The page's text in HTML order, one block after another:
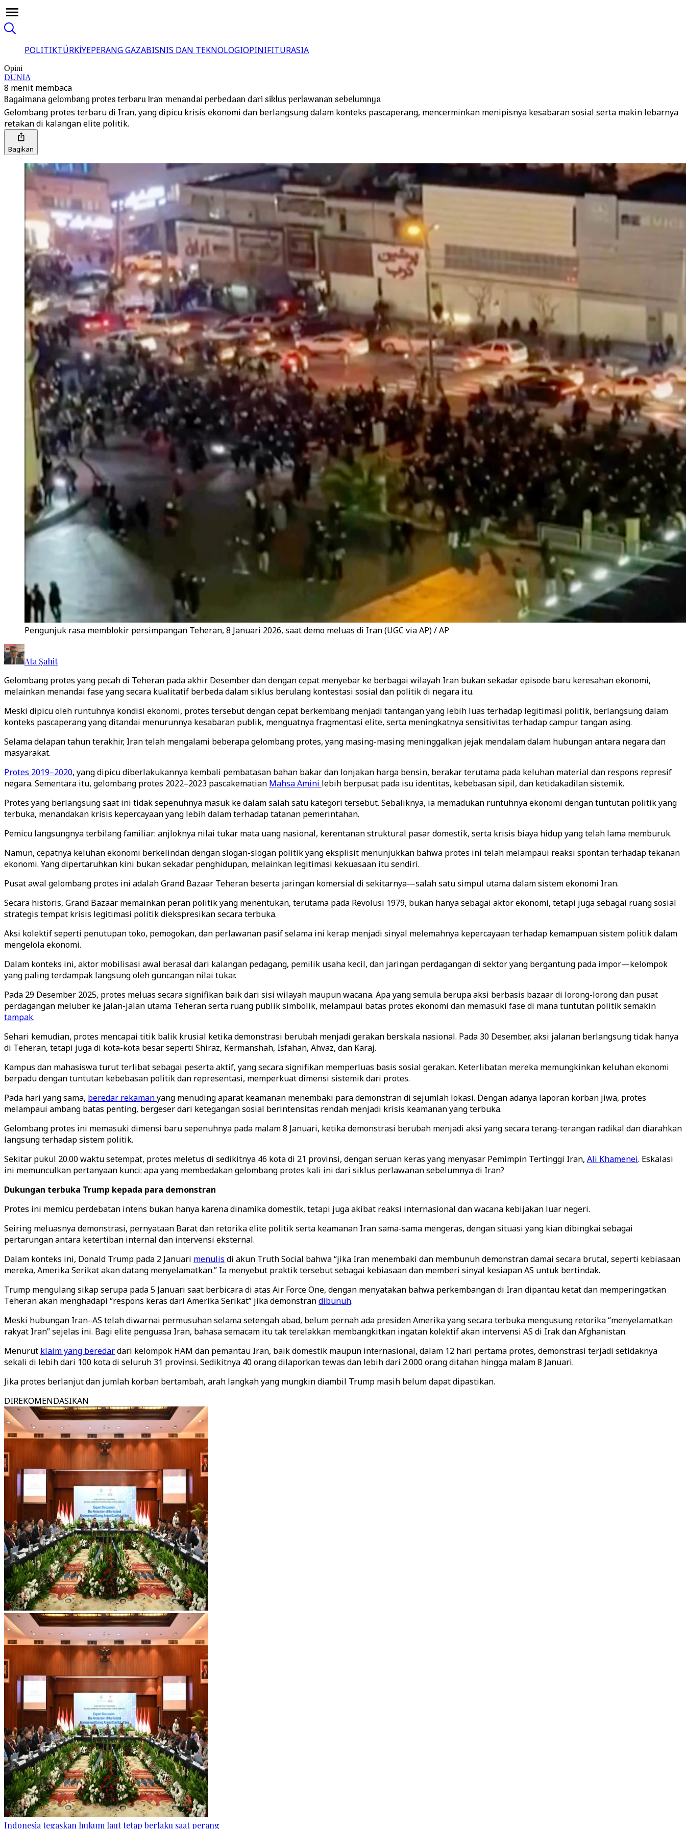
POLITIKTÜRKİYEPERANG GAZABISNIS DAN TEKNOLOGIOPINIFITURASIA
Opini
DUNIA
8 menit membaca
Bagaimana gelombang protes terbaru Iran menandai perbedaan dari siklus perlawanan sebelumnya
Gelombang protes terbaru di Iran, yang dipicu krisis ekonomi dan berlangsung dalam konteks pascaperang, mencerminkan menipisnya kesabaran sosial serta makin lebarnya
retakan di kalangan elite politik.
Bagikan
Pengunjuk rasa memblokir persimpangan Teheran, 8 Januari 2026, saat demo meluas di Iran (UGC via AP) / AP
Ata Şahit
Gelombang protes yang pecah di Teheran pada akhir Desember dan dengan cepat menyebar ke berbagai wilayah Iran bukan sekadar episode baru keresahan ekonomi,
melainkan menandai fase yang secara kualitatif berbeda dalam siklus berulang kontestasi sosial dan politik di negara itu.
Meski dipicu oleh runtuhnya kondisi ekonomi, protes tersebut dengan cepat berkembang menjadi tantangan yang lebih luas terhadap legitimasi politik, berlangsung dalam
konteks pascaperang yang ditandai menurunnya kesabaran publik, menguatnya fragmentasi elite, serta meningkatnya sensitivitas terhadap campur tangan asing.
Selama delapan tahun terakhir, Iran telah mengalami beberapa gelombang protes, yang masing-masing meninggalkan jejak mendalam dalam hubungan antara negara dan
masyarakat.
Protes 2019–2020, yang dipicu diberlakukannya kembali pembatasan bahan bakar dan lonjakan harga bensin, berakar terutama pada keluhan material dan respons represif
negara. Sementara itu, gelombang protes 2022–2023 pascakematian Mahsa Amini lebih berpusat pada isu identitas, kebebasan sipil, dan ketidakadilan sistemik.
Protes yang berlangsung saat ini tidak sepenuhnya masuk ke dalam salah satu kategori tersebut. Sebaliknya, ia memadukan runtuhnya ekonomi dengan tuntutan politik yang
terbuka, menandakan krisis kepercayaan yang lebih dalam terhadap tatanan pemerintahan.
Pemicu langsungnya terbilang familiar: anjloknya nilai tukar mata uang nasional, kerentanan struktural pasar domestik, serta krisis biaya hidup yang telah lama memburuk.
Namun, cepatnya keluhan ekonomi berkelindan dengan slogan-slogan politik yang eksplisit menunjukkan bahwa protes ini telah melampaui reaksi spontan terhadap tekanan
ekonomi. Yang dipertaruhkan kini bukan sekadar penghidupan, melainkan legitimasi kekuasaan itu sendiri.
Pusat awal gelombang protes ini adalah Grand Bazaar Teheran beserta jaringan komersial di sekitarnya—salah satu simpul utama dalam sistem ekonomi Iran.
Secara historis, Grand Bazaar memainkan peran politik yang menentukan, terutama pada Revolusi 1979, bukan hanya sebagai aktor ekonomi, tetapi juga sebagai ruang sosial
strategis tempat krisis legitimasi politik diekspresikan secara terbuka.
Aksi kolektif seperti penutupan toko, pemogokan, dan perlawanan pasif selama ini kerap menjadi sinyal melemahnya kepercayaan terhadap kemampuan sistem politik dalam
mengelola ekonomi.
Dalam konteks ini, aktor mobilisasi awal berasal dari kalangan pedagang, pemilik usaha kecil, dan jaringan perdagangan di sektor yang bergantung pada impor—kelompok
yang paling terdampak langsung oleh guncangan nilai tukar.
Pada 29 Desember 2025, protes meluas secara signifikan baik dari sisi wilayah maupun wacana. Apa yang semula berupa aksi berbasis bazaar di lorong-lorong dan pusat
perdagangan meluber ke jalan-jalan utama Teheran serta ruang publik simbolik, melampaui batas protes ekonomi dan memasuki fase di mana tuntutan politik semakin
tampak.
Sehari kemudian, protes mencapai titik balik krusial ketika demonstrasi berubah menjadi gerakan berskala nasional. Pada 30 Desember, aksi jalanan berlangsung tidak hanya
di Teheran, tetapi juga di kota-kota besar seperti Shiraz, Kermanshah, Isfahan, Ahvaz, dan Karaj.
Kampus dan mahasiswa turut terlibat sebagai peserta aktif, yang secara signifikan memperluas basis sosial gerakan. Keterlibatan mereka memungkinkan keluhan ekonomi
berpadu dengan tuntutan kebebasan politik dan representasi, memperkuat dimensi sistemik dari protes.
Pada hari yang sama, beredar rekamanyang menuding aparat keamanan menembaki para demonstran di sejumlah lokasi. Dengan adanya laporan korban jiwa, protes
melampaui ambang batas penting, bergeser dari ketegangan sosial berintensitas rendah menjadi krisis keamanan yang terbuka.
Gelombang protes ini memasuki dimensi baru sepenuhnya pada malam 8 Januari, ketika demonstrasi berubah menjadi aksi yang secara terang-terangan radikal dan diarahkan
langsung terhadap sistem politik.
Sekitar pukul 20.00 waktu setempat, protes meletus di sedikitnya 46 kota di 21 provinsi, dengan seruan keras yang menyasar Pemimpin Tertinggi Iran, Ali Khamenei. Eskalasi
ini memunculkan pertanyaan kunci: apa yang membedakan gelombang protes kali ini dari siklus perlawanan sebelumnya di Iran?
Dukungan terbuka Trump kepada para demonstran
Protes ini memicu perdebatan intens bukan hanya karena dinamika domestik, tetapi juga akibat reaksi internasional dan wacana kebijakan luar negeri.
Seiring meluasnya demonstrasi, pernyataan Barat dan retorika elite politik serta keamanan Iran sama-sama mengeras, dengan situasi yang kian dibingkai sebagai
pertarungan antara ketertiban internal dan intervensi eksternal.
Dalam konteks ini, Donald Trump pada 2 Januari menulis di akun Truth Social bahwa “jika Iran menembaki dan membunuh demonstran damai secara brutal, seperti kebiasaan
mereka, Amerika Serikat akan datang menyelamatkan.” Ia menyebut praktik tersebut sebagai kebiasaan dan memberi sinyal kesiapan AS untuk bertindak.
Trump mengulang sikap serupa pada 5 Januari saat berbicara di atas Air Force One, dengan menyatakan bahwa perkembangan di Iran dipantau ketat dan memperingatkan
Teheran akan menghadapi “respons keras dari Amerika Serikat” jika demonstrandibunuh.
Meski hubungan Iran–AS telah diwarnai permusuhan selama setengah abad, belum pernah ada presiden Amerika yang secara terbuka mengusung retorika “menyelamatkan
rakyat Iran” sejelas ini. Bagi elite penguasa Iran, bahasa semacam itu tak terelakkan membangkitkan ingatan kolektif akan intervensi AS di Irak dan Afghanistan.
Menurut klaim yang beredardari kelompok HAM dan pemantau Iran, baik domestik maupun internasional, dalam 12 hari pertama protes, demonstrasi terjadi setidaknya
sekali di lebih dari 100 kota di seluruh 31 provinsi. Sedikitnya 40 orang dilaporkan tewas dan lebih dari 2.000 orang ditahan hingga malam 8 Januari.
Jika protes berlanjut dan jumlah korban bertambah, arah langkah yang mungkin diambil Trump masih belum dapat dipastikan.
DIREKOMENDASIKAN
Indonesia tegaskan hukum laut tetap berlaku saat perang